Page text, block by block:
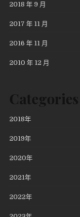
2018 年 9 月
2017 年 11 月
2016 年 11 月
2010 年 12 月
Categories
2018年
2019年
2020年
2021年
2022年